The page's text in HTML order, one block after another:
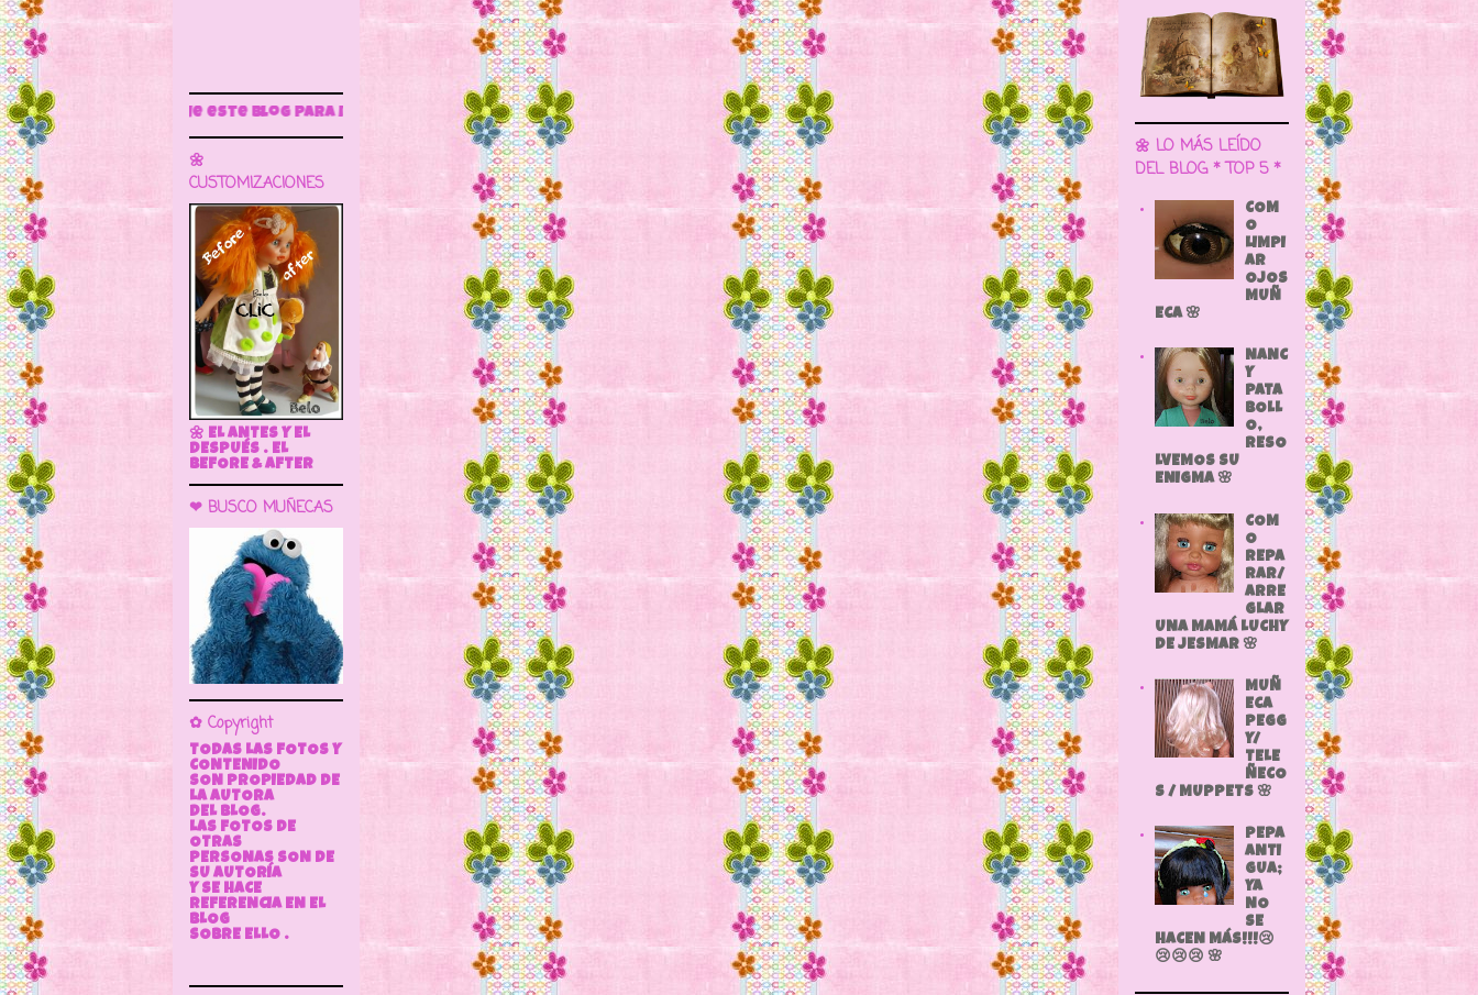
Sigue este blog para más información
🌼
CUSTOMIZACIONES
🌼 EL ANTES Y EL
DESPUÉS . EL
BEFORE & AFTER
❤ BUSCO MUÑECAS
✿ Copyright
TODAS LAS FOTOS Y
CONTENIDO
SON PROPIEDAD DE
LA AUTORA
DEL BLOG.
LAS FOTOS DE
OTRAS
PERSONAS SON DE
SU AUTORÍA
Y SE HACE
REFERENCIA EN EL
BLOG
SOBRE ELLO .
🌼 LO MÁS LEÍDO
DEL BLOG * TOP 5 *
COM
O
LIMPI
AR
OJOS
MUÑ
ECA 🌸
NANC
Y
PATA
BOLL
O,
RESO
LVEMOS SU
ENIGMA 🌸
COM
O
REPA
RAR/
ARRE
GLAR
UNA MAMÁ LUCHY
DE JESMAR 🌸
MUÑ
ECA
PEGG
Y/
TELE
ÑECO
S / MUPPETS 🌸
PEPA
ANTI
GUA;
YA
NO
SE
HACEN MÁS!!!😢
😢😢😢 🌸